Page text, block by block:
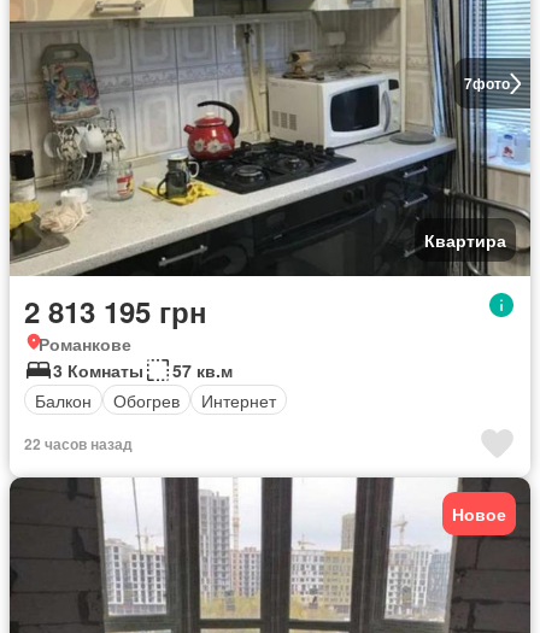
7фото
Квартира
2 813 195 грн
Романкове
3 Комнаты
57 кв.м
Балкон
Обогрев Интернет
22 часов назад
Новое